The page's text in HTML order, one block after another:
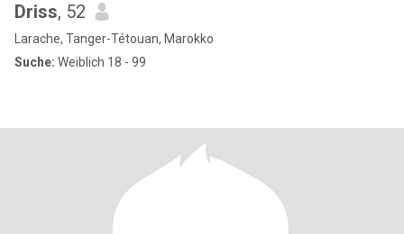
Driss, 52
Larache, Tanger-Tétouan, Marokko
Suche: Weiblich 18 - 99